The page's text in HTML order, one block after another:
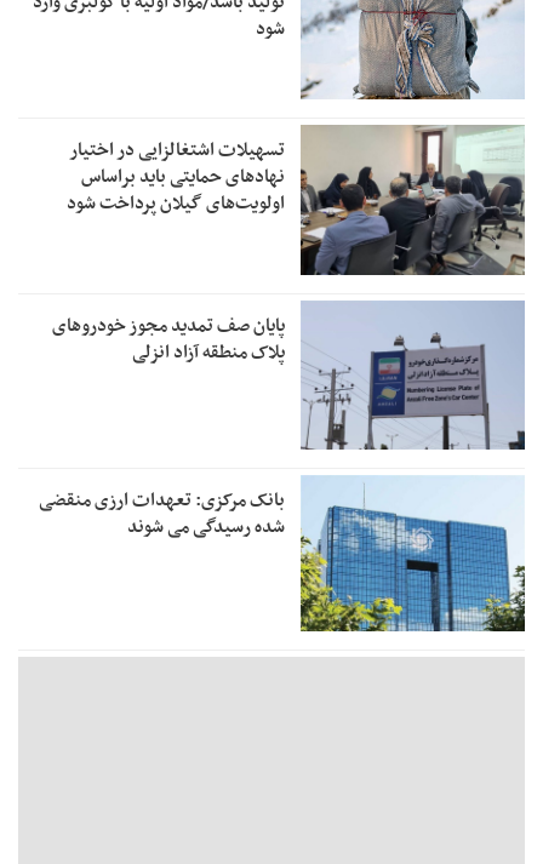
شود
تسهیلات اشتغالزایی در اختیار
نهادهای حمایتی باید براساس
اولویت‌های گیلان پرداخت شود
پایان صف تمدید مجوز خودروهای
پلاک منطقه آزاد انزلی
بانک مرکزی: تعهدات ارزی منقضی
شده رسیدگی می شوند